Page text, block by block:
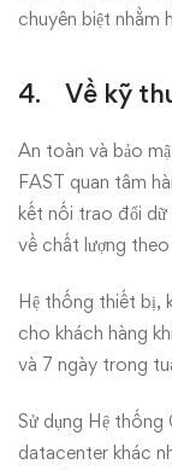
chuyên biệt nhằm
4. Về kỹ
An toàn và bảo
FAST quan tâm
kết nối trao đổi dữ
về chất lượng
Hệ thống thiết bị,
cho khách hàng
và 7 ngày trong
Sử dụng Hệ thống
datacenter khác